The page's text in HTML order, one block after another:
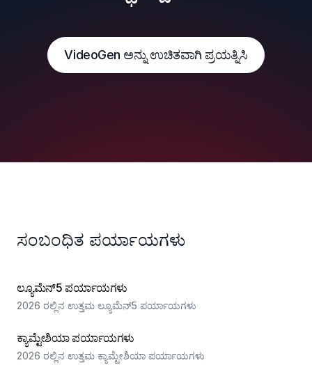
VideoGen ಅನ್ನು ಉಚಿತವಾಗಿ ಪ್ರಯತ್ನಿಸಿ
ಸಂಬಂಧಿತ ಪರ್ಯಾಯಗಳು
ಲ್ಯೂಮೆನ್5 ಪರ್ಯಾಯಗಳು
2026 ರಲ್ಲಿನ ಉತ್ತಮ ಲ್ಯೂಮೆನ್5 ಪರ್ಯಾಯಗಳು
ಕ್ಯಾಮ್ಟೇಶಿಯಾ ಪರ್ಯಾಯಗಳು
2026 ರಲ್ಲಿನ ಉತ್ತಮ ಕ್ಯಾಮ್ಟೇಶಿಯಾ ಪರ್ಯಾಯಗಳು